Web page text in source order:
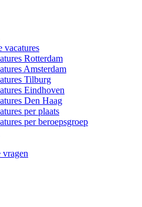
vacatures
Rotterdam
Amsterdam
Tilburg
Eindhoven
Den Haag
per plaats
per beroepsgroep
vragen